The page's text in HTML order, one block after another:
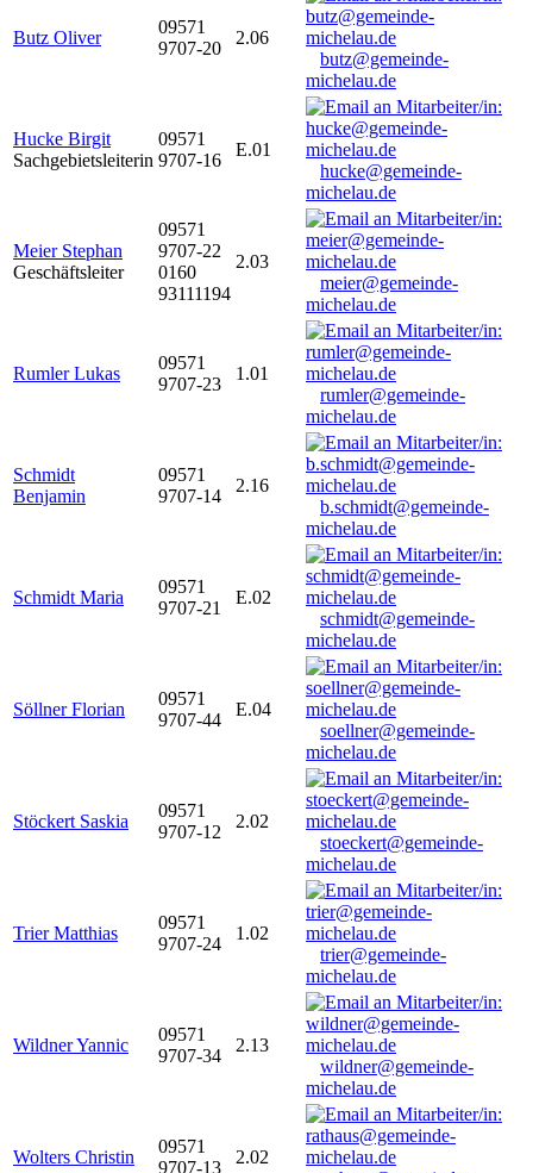
Butz Oliver
09571
9707-20
2.06
butz@gemeinde-
michelau.de
Hucke Birgit
Sachgebietsleiterin
09571
9707-16
E.01
hucke@gemeinde-
michelau.de
Meier Stephan
Geschäftsleiter
09571
9707-22
0160
93111194
2.03
meier@gemeinde-
michelau.de
Rumler Lukas
09571
9707-23
1.01
rumler@gemeinde-
michelau.de
Schmidt
Benjamin
09571
9707-14
2.16
b.schmidt@gemeinde-
michelau.de
Schmidt Maria
09571
9707-21
E.02
schmidt@gemeinde-
michelau.de
Söllner Florian
09571
9707-44
E.04
soellner@gemeinde-
michelau.de
Stöckert Saskia
09571
9707-12
2.02
stoeckert@gemeinde-
michelau.de
Trier Matthias
09571
9707-24
1.02
trier@gemeinde-
michelau.de
Wildner Yannic
09571
9707-34
2.13
wildner@gemeinde-
michelau.de
Wolters Christin
09571
9707-13
2.02